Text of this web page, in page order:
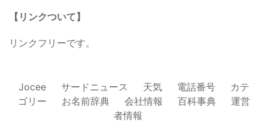
【リンクついて】
リンクフリーです。
Jocee サードニュース 天気 電話番号
カテ
ゴリー
お名前辞典 会社情報 百科事典
運営
者情報